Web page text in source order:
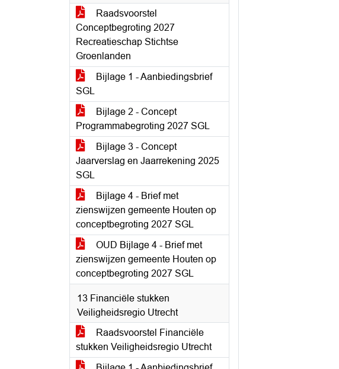
Raadsvoorstel
Conceptbegroting 2027
Recreatieschap Stichtse
Groenlanden
Bijlage 1 - Aanbiedingsbrief
SGL
Bijlage 2 - Concept
Programmabegroting 2027 SGL
Bijlage 3 - Concept
Jaarverslag en Jaarrekening 2025
SGL
Bijlage 4 - Brief met
zienswijzen gemeente Houten op
conceptbegroting 2027 SGL
OUD Bijlage 4 - Brief met
zienswijzen gemeente Houten op
conceptbegroting 2027 SGL
13 Financiële stukken
Veiligheidsregio Utrecht
Raadsvoorstel Financiële
stukken Veiligheidsregio Utrecht